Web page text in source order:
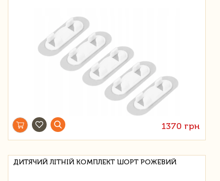
1370 грн
ДИТЯЧИЙ ЛІТНІЙ КОМПЛЕКТ ШОРТ РОЖЕВИЙ